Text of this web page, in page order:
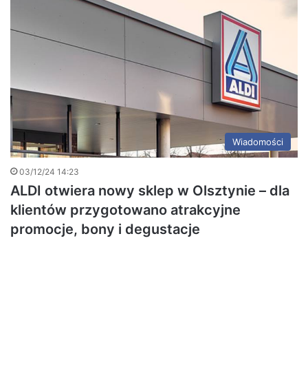
Wiadomości
03/12/24 14:23
ALDI otwiera nowy sklep w Olsztynie – dla
klientów przygotowano atrakcyjne
promocje, bony i degustacje